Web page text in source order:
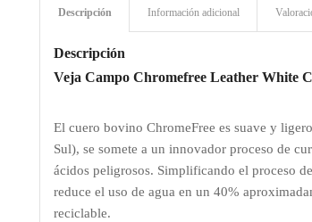
Descripción Información adicional
Descripción
Veja Campo Chromefree Leather White
El cuero bovino ChromeFree es suave y
Sul), se somete a un innovador proceso de
ácidos peligrosos. Simplificando el proceso
reduce el uso de agua en un 40%
reciclable.